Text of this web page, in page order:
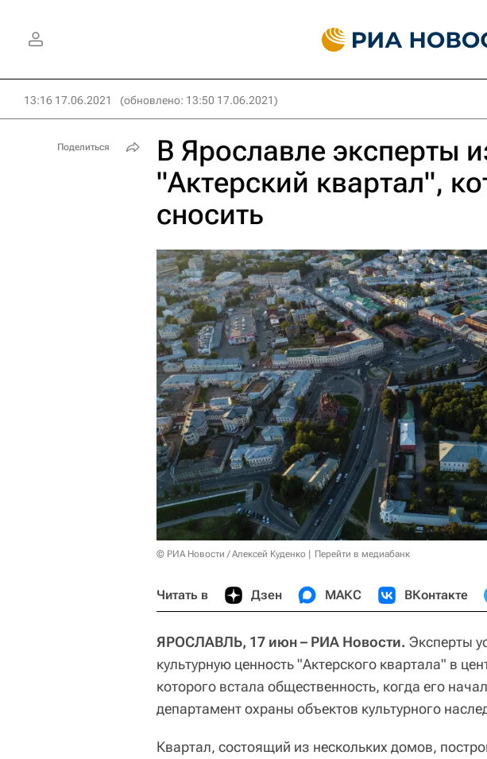
13:16 17.06.2021 (обновлено: 13:50 17.06.2021)
В Ярославле эксперты
"Актерский квартал",
сносить
© РИА Новости / Алексей Куденко Перейти в медиабанк
Читать в Дзен МАКС ВКонтакте
ЯРОСЛАВЛЬ, 17 июн – РИА Новости. Эксперты
культурную ценность "Актерского квартала" в
которого встала общественность, когда его
департамент охраны объектов культурного
Квартал, состоящий из нескольких домов,
Поделиться